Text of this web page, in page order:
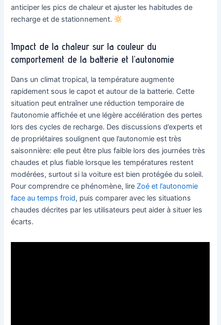
anticiper les pics de chaleur et ajuster les habitudes de
recharge et de stationnement.
Impact de la chaleur sur la couleur du
comportement de la batterie et l’autonomie
Dans un climat tropical, la température augmente
rapidement sous le capot et autour de la batterie. Cette
situation peut entraîner une réduction temporaire de
l’autonomie affichée et une légère accélération des pertes
lors des cycles de recharge. Des discussions d’experts et
de propriétaires soulignent que l’autonomie est très
saisonnière: elle peut être plus faible lors des journées très
chaudes et plus fiable lorsque les températures restent
modérées, surtout si la voiture est bien protégée du soleil.
Pour comprendre ce phénomène, lire Zoé et l’autonomie
face au temps froid, puis comparer avec les situations
chaudes décrites par les utilisateurs peut aider à situer les
écarts.